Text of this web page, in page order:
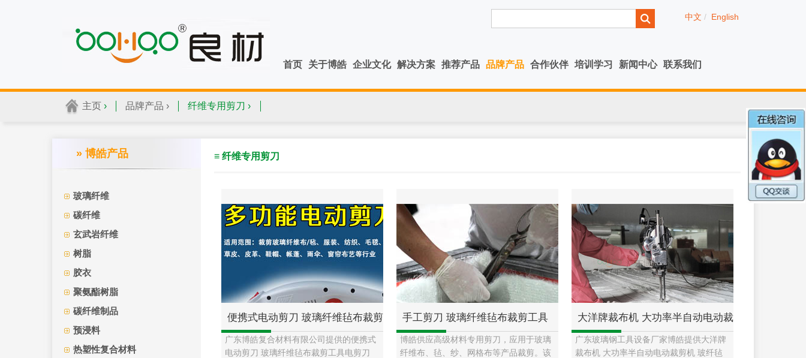
中文 / English
首页 关于博皓 企业文化 解决方案 推荐产品 品牌产品 合作伙伴 培训学习 新闻中心 联系我们
主页 › 品牌产品 › 纤维专用剪刀 ›
» 博皓产品
玻璃纤维
碳纤维
玄武岩纤维
树脂
胶衣
聚氨酯树脂
碳纤维制品
预浸料
热塑性复合材料
≡ 纤维专用剪刀
便携式电动剪刀 玻璃纤维毡布裁剪
工具电剪刀 纤维皮革多材料用电动
广东博皓复合材料有限公司提供的便携式
电动剪刀 玻璃纤维毡布裁剪工具电剪刀
手工剪刀 玻璃纤维毡布裁剪工具
FRP玻纤裁剪用手动剪刀 玻璃钢配
博皓供应高级材料专用剪刀，应用于玻璃
纤维布、毡、纱、网格布等产品裁剪。该
大洋牌裁布机 大功率半自动电动裁
剪机 玻纤毡布电动裁剪工具 广东玻
广东玻璃钢工具设备厂家博皓提供大洋牌
裁布机 大功率半自动电动裁剪机 玻纤毡